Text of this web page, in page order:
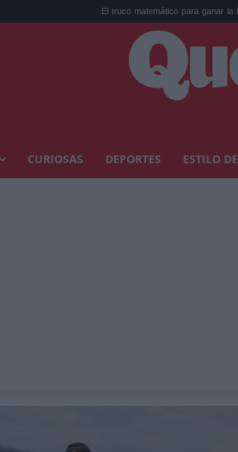
El truco matemático para ganar la lotería con el q...
CURIOSAS DEPORTES ESTILO